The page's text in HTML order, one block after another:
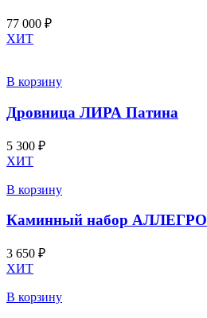
77 000 ₽
ХИТ
В корзину
Дровница ЛИРА Патина
5 300 ₽
ХИТ
В корзину
Каминный набор АЛЛЕГРО
3 650 ₽
ХИТ
В корзину